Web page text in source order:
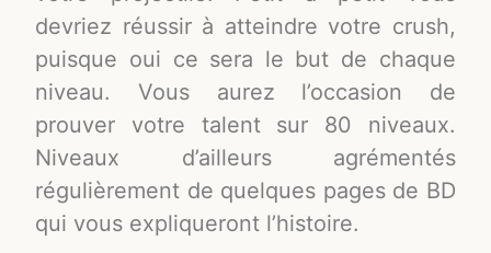
devriez réussir à atteindre votre crush,
puisque oui ce sera le but de chaque
niveau. Vous aurez l’occasion de
prouver votre talent sur 80 niveaux.
Niveaux d’ailleurs agrémentés
régulièrement de quelques pages de BD
qui vous expliqueront l’histoire.